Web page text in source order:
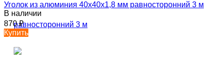
Уголок из алюминия 40х40х1,8 мм равносторонний 3 м
В наличии
870₽
Купить